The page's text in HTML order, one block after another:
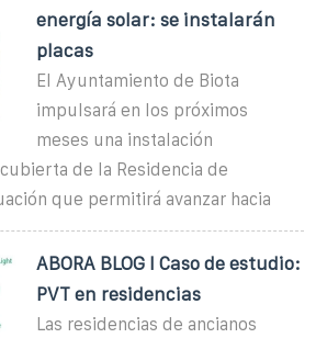
energía solar: se instalarán
placas
El Ayuntamiento de Biota
impulsará en los próximos
meses una instalación
de la Residencia de
que permitirá avanzar hacia
ABORA BLOG I Caso de estudio:
PVT en residencias
Las residencias de ancianos